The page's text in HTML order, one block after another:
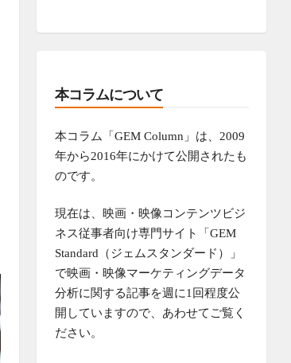
本コラムについて
本コラム「GEM Column」は、2009
年から2016年にかけて公開されたも
のです。
現在は、映画・映像コンテンツビジ
ネス従事者向け専門サイト「GEM
Standard（ジェムスタンダード）」
で映画・映像マーケティングデータ
分析に関する記事を週に1回程度公
開していますので、あわせてご覧く
ださい。